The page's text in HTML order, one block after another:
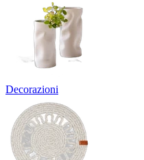
Decorazioni